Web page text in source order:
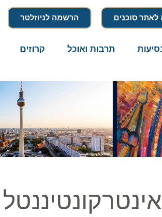
סוכנים הרשמה לניוזלטר
תרבות ואוכל קרוזים